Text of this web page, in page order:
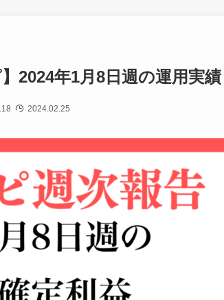
2024年1月8日週の運用実
2024.02.25